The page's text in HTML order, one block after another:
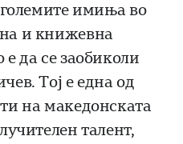
имиња во
и книжевна
да се заобиколи
Тој е една од
на македонската
талент,